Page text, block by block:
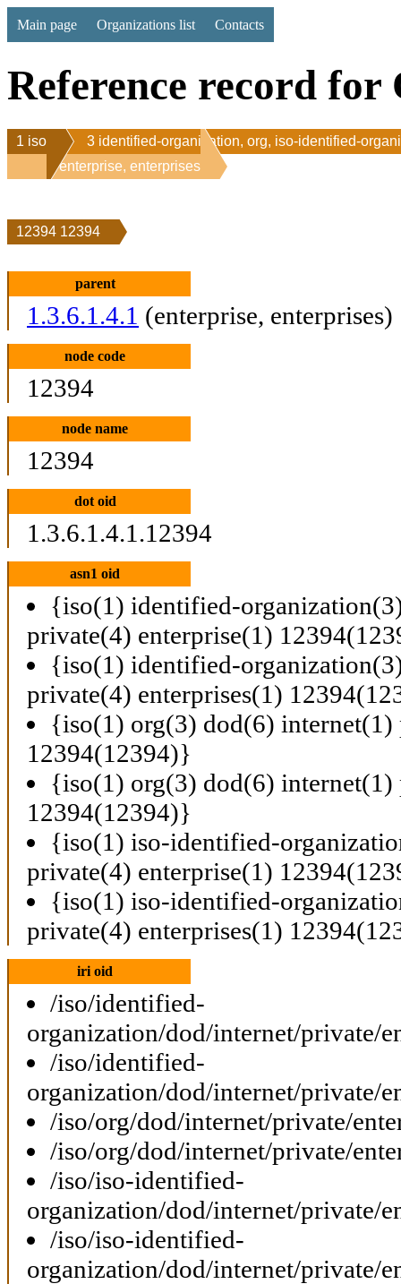
Main page Organizations list Contacts
Reference record for
1 iso
3 identified-organization, org, iso-identified-
1 enterprise, enterprises
12394 12394
parent
1.3.6.1.4.1 (enterprise, enterprises)
node code
12394
node name
12394
dot oid
1.3.6.1.4.1.12394
asn1 oid
{iso(1) identified-
private(4) enterprise(1)
{iso(1) identified-
private(4) enterprises(1)
{iso(1) org(3) dod(6) internet(1)
12394(12394)}
{iso(1) org(3) dod(6) internet(1)
12394(12394)}
{iso(1) iso-identified-
private(4) enterprise(1)
{iso(1) iso-identified-
private(4) enterprises(1)
iri oid
/iso/identified-
organization/dod/internet/private/
/iso/identified-
organization/dod/internet/private/
/iso/org/dod/internet/private/
/iso/org/dod/internet/private/
/iso/iso-identified-
organization/dod/internet/private/
/iso/iso-identified-
organization/dod/internet/private/